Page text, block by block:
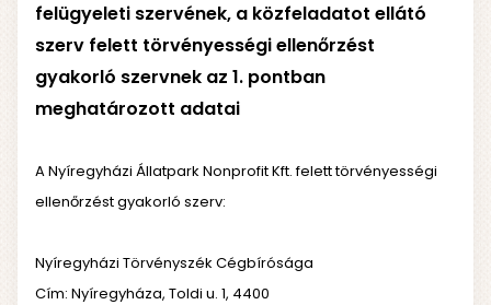
felügyeleti szervének, a közfeladatot ellátó
szerv felett törvényességi ellenőrzést
gyakorló szervnek az 1. pontban
meghatározott adatai
A Nyíregyházi Állatpark Nonprofit Kft. felett törvényességi
ellenőrzést gyakorló szerv:
Nyíregyházi Törvényszék Cégbírósága
Cím: Nyíregyháza, Toldi u. 1, 4400